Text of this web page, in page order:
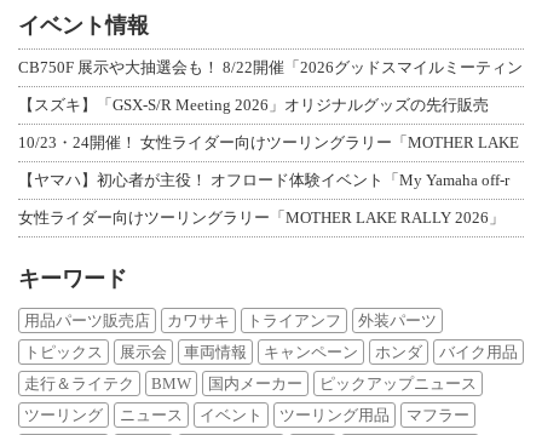
イベント情報
CB750F 展示や大抽選会も！ 8/22開催「2026グッドスマイルミーティン
【スズキ】「GSX-S/R Meeting 2026」オリジナルグッズの先行販売
10/23・24開催！ 女性ライダー向けツーリングラリー「MOTHER LAKE
【ヤマハ】初心者が主役！ オフロード体験イベント「My Yamaha off-r
女性ライダー向けツーリングラリー「MOTHER LAKE RALLY 2026」
キーワード
用品パーツ販売店 カワサキ トライアンフ
外装パーツ
トピックス
展示会 車両情報 キャンペーン ホンダ
バイク用品
走行＆ライテク
BMW 国内メーカー
ピックアップニュース
ツーリング
ニュース イベント ツーリング用品
マフラー